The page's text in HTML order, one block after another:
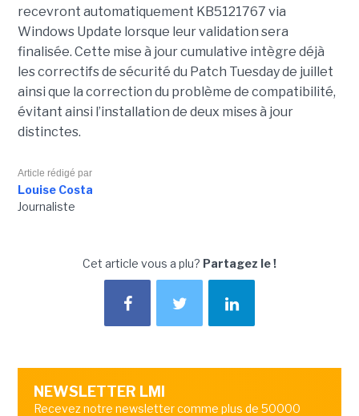
recevront automatiquement KB5121767 via
Windows Update lorsque leur validation sera
finalisée. Cette mise à jour cumulative intègre déjà
les correctifs de sécurité du Patch Tuesday de juillet
ainsi que la correction du problème de compatibilité,
évitant ainsi l’installation de deux mises à jour
distinctes.
Article rédigé par
Louise Costa
Journaliste
Cet article vous a plu? Partagez le !
NEWSLETTER LMI
Recevez notre newsletter comme plus de 50000